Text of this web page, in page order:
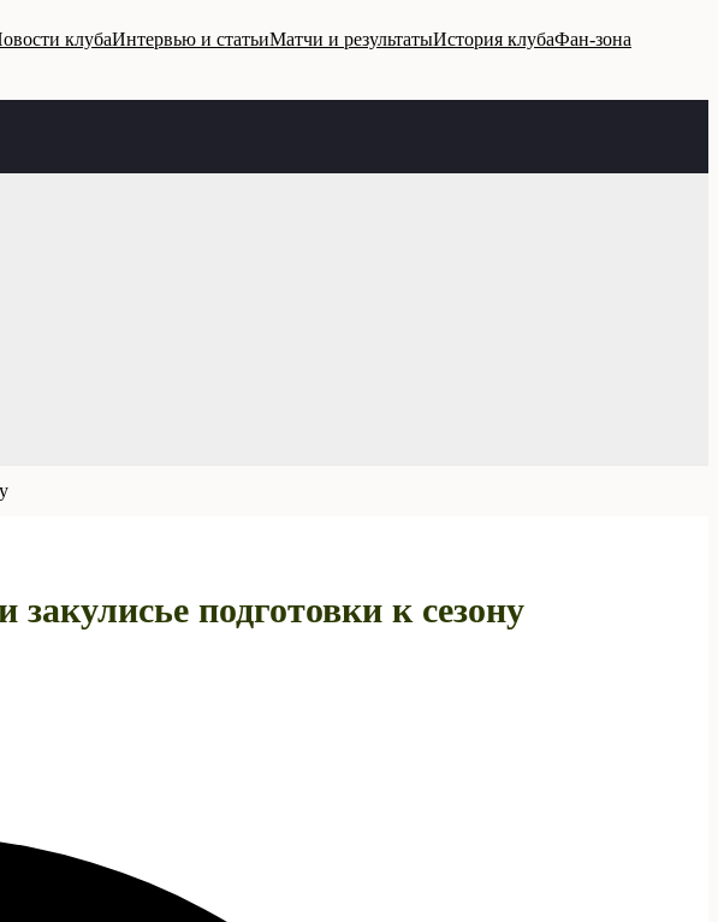
клубаИнтервью и статьиМатчи и результатыИстория клубаФан-зона
подготовки к сезону